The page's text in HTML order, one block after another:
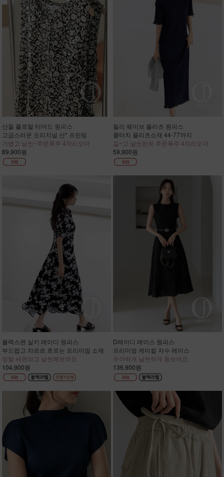
산들 플로럴 티어드 원피스
고급스러운 오리지널 산* 프린팅
가볍고 날씬~주문폭주 4차리오더
89,900원
릴리 웨이브 플리츠 원피스
쿨터치 플리츠소재 44-77까지
길~고 날씬한핏 주문폭주 4차리오더
59,900원
블랙스완 실키 레이디 원피스
부드럽고 차르르 흐르는 프리미엄 소재
정말 세련되고 날씬해보여요
104,900원
D레이디 레이스 원피스
프리미엄 케미컬 자수 레이스
우아하게 날씬하게 돋보여요
136,900원